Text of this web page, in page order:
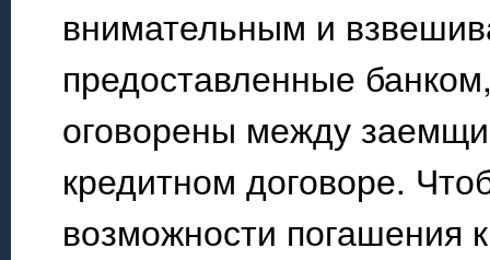
внимательным и
предоставленные
оговорены между
кредитном договоре.
возможности погашения